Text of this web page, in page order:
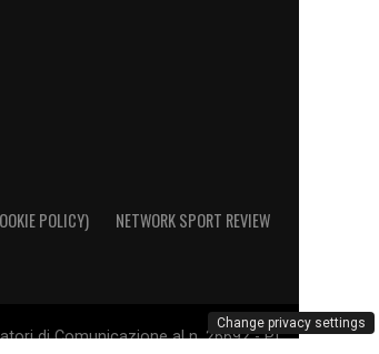
POLICY) NETWORK SPORT REVIEW
di Comunicazione al n. 26692 - PI
Change privacy settings